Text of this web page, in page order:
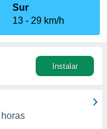
Sur
13
29 km/h
Instalar